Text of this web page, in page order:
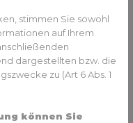
Funktion von Zunge
die physiologische
als natürlicher
übernehmen.
stimmen Sie sowohl
auf Ihrem
dargestellten bzw. die
zu (Art 6 Abs. 1
können Sie